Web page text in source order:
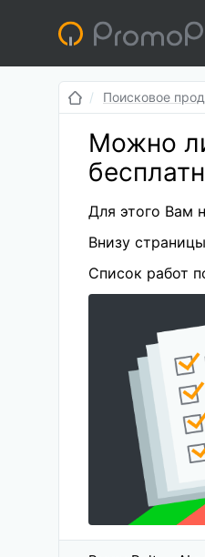
Поисковое
Можно
Для этого Вам
Внизу
Список работ